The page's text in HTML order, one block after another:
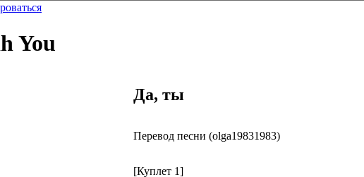
You
Да, ты
Перевод песни (olga19831983)
[Куплет 1]